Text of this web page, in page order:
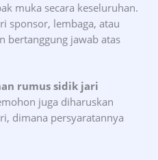
muka secara keseluruhan.
sponsor, lembaga, atau
bertanggung jawab atas
rumus sidik jari
juga diharuskan
dimana persyaratannya